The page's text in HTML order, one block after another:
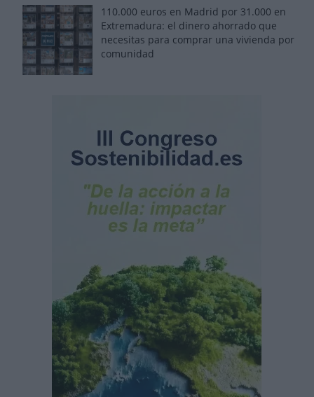
110.000 euros en Madrid por 31.000 en
Extremadura: el dinero ahorrado que
necesitas para comprar una vivienda por
comunidad